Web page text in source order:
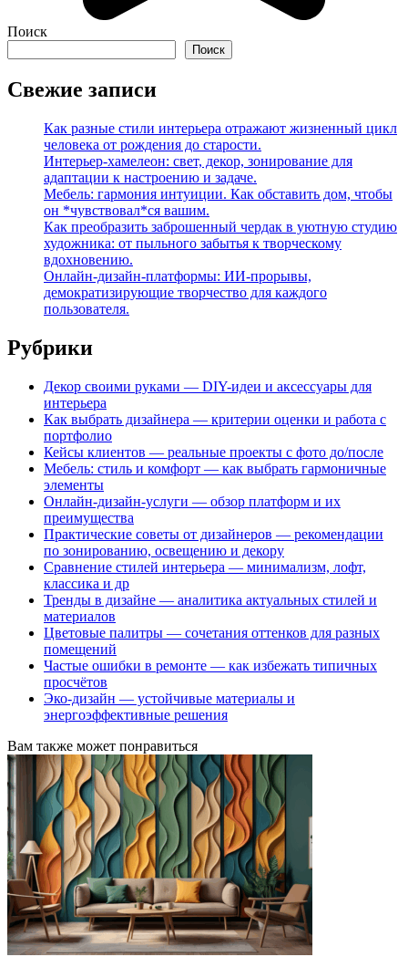
Поиск
Поиск
Свежие записи
Как разные стили интерьера отражают жизненный цикл
человека от рождения до старости.
Интерьер-хамелеон: свет, декор, зонирование для
адаптации к настроению и задаче.
Мебель: гармония интуиции. Как обставить дом, чтобы
он *чувствовал*ся вашим.
Как преобразить заброшенный чердак в уютную студию
художника: от пыльного забытья к творческому
вдохновению.
Онлайн-дизайн-платформы: ИИ-прорывы,
демократизирующие творчество для каждого
пользователя.
Рубрики
Декор своими руками — DIY-идеи и аксессуары для
интерьера
Как выбрать дизайнера — критерии оценки и работа с
портфолио
Кейсы клиентов — реальные проекты с фото до/после
Мебель: стиль и комфорт — как выбрать гармоничные
элементы
Онлайн-дизайн-услуги — обзор платформ и их
преимущества
Практические советы от дизайнеров — рекомендации
по зонированию, освещению и декору
Сравнение стилей интерьера — минимализм, лофт,
классика и др
Тренды в дизайне — аналитика актуальных стилей и
материалов
Цветовые палитры — сочетания оттенков для разных
помещений
Частые ошибки в ремонте — как избежать типичных
просчётов
Эко-дизайн — устойчивые материалы и
энергоэффективные решения
Вам также может понравиться